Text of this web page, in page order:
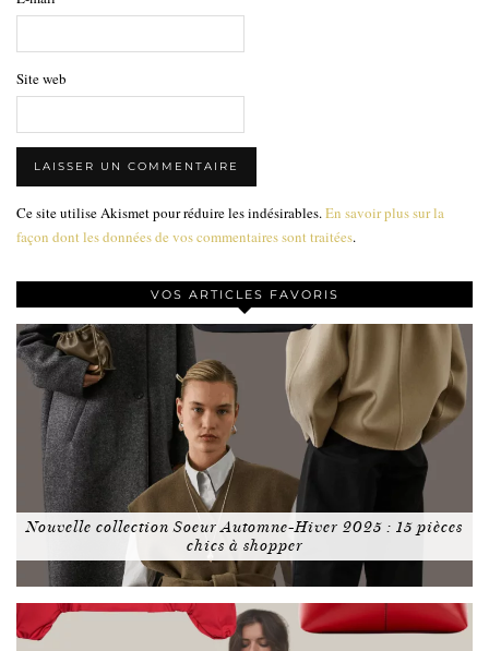
Site web
Ce site utilise Akismet pour réduire les indésirables. En savoir plus sur la
façon dont les données de vos commentaires sont traitées.
VOS ARTICLES FAVORIS
Nouvelle collection Soeur Automne-Hiver 2025 : 15 pièces
chics à shopper